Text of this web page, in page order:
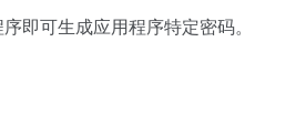
即可生成应用程序特定密码。